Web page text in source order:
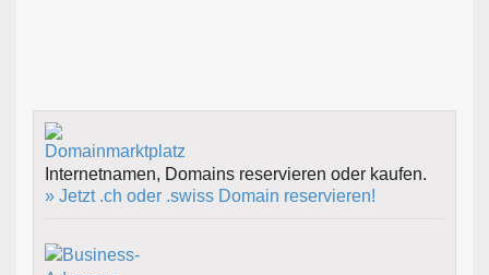
Internetnamen, Domains reservieren oder kaufen.
» Jetzt .ch oder .swiss Domain reservieren!